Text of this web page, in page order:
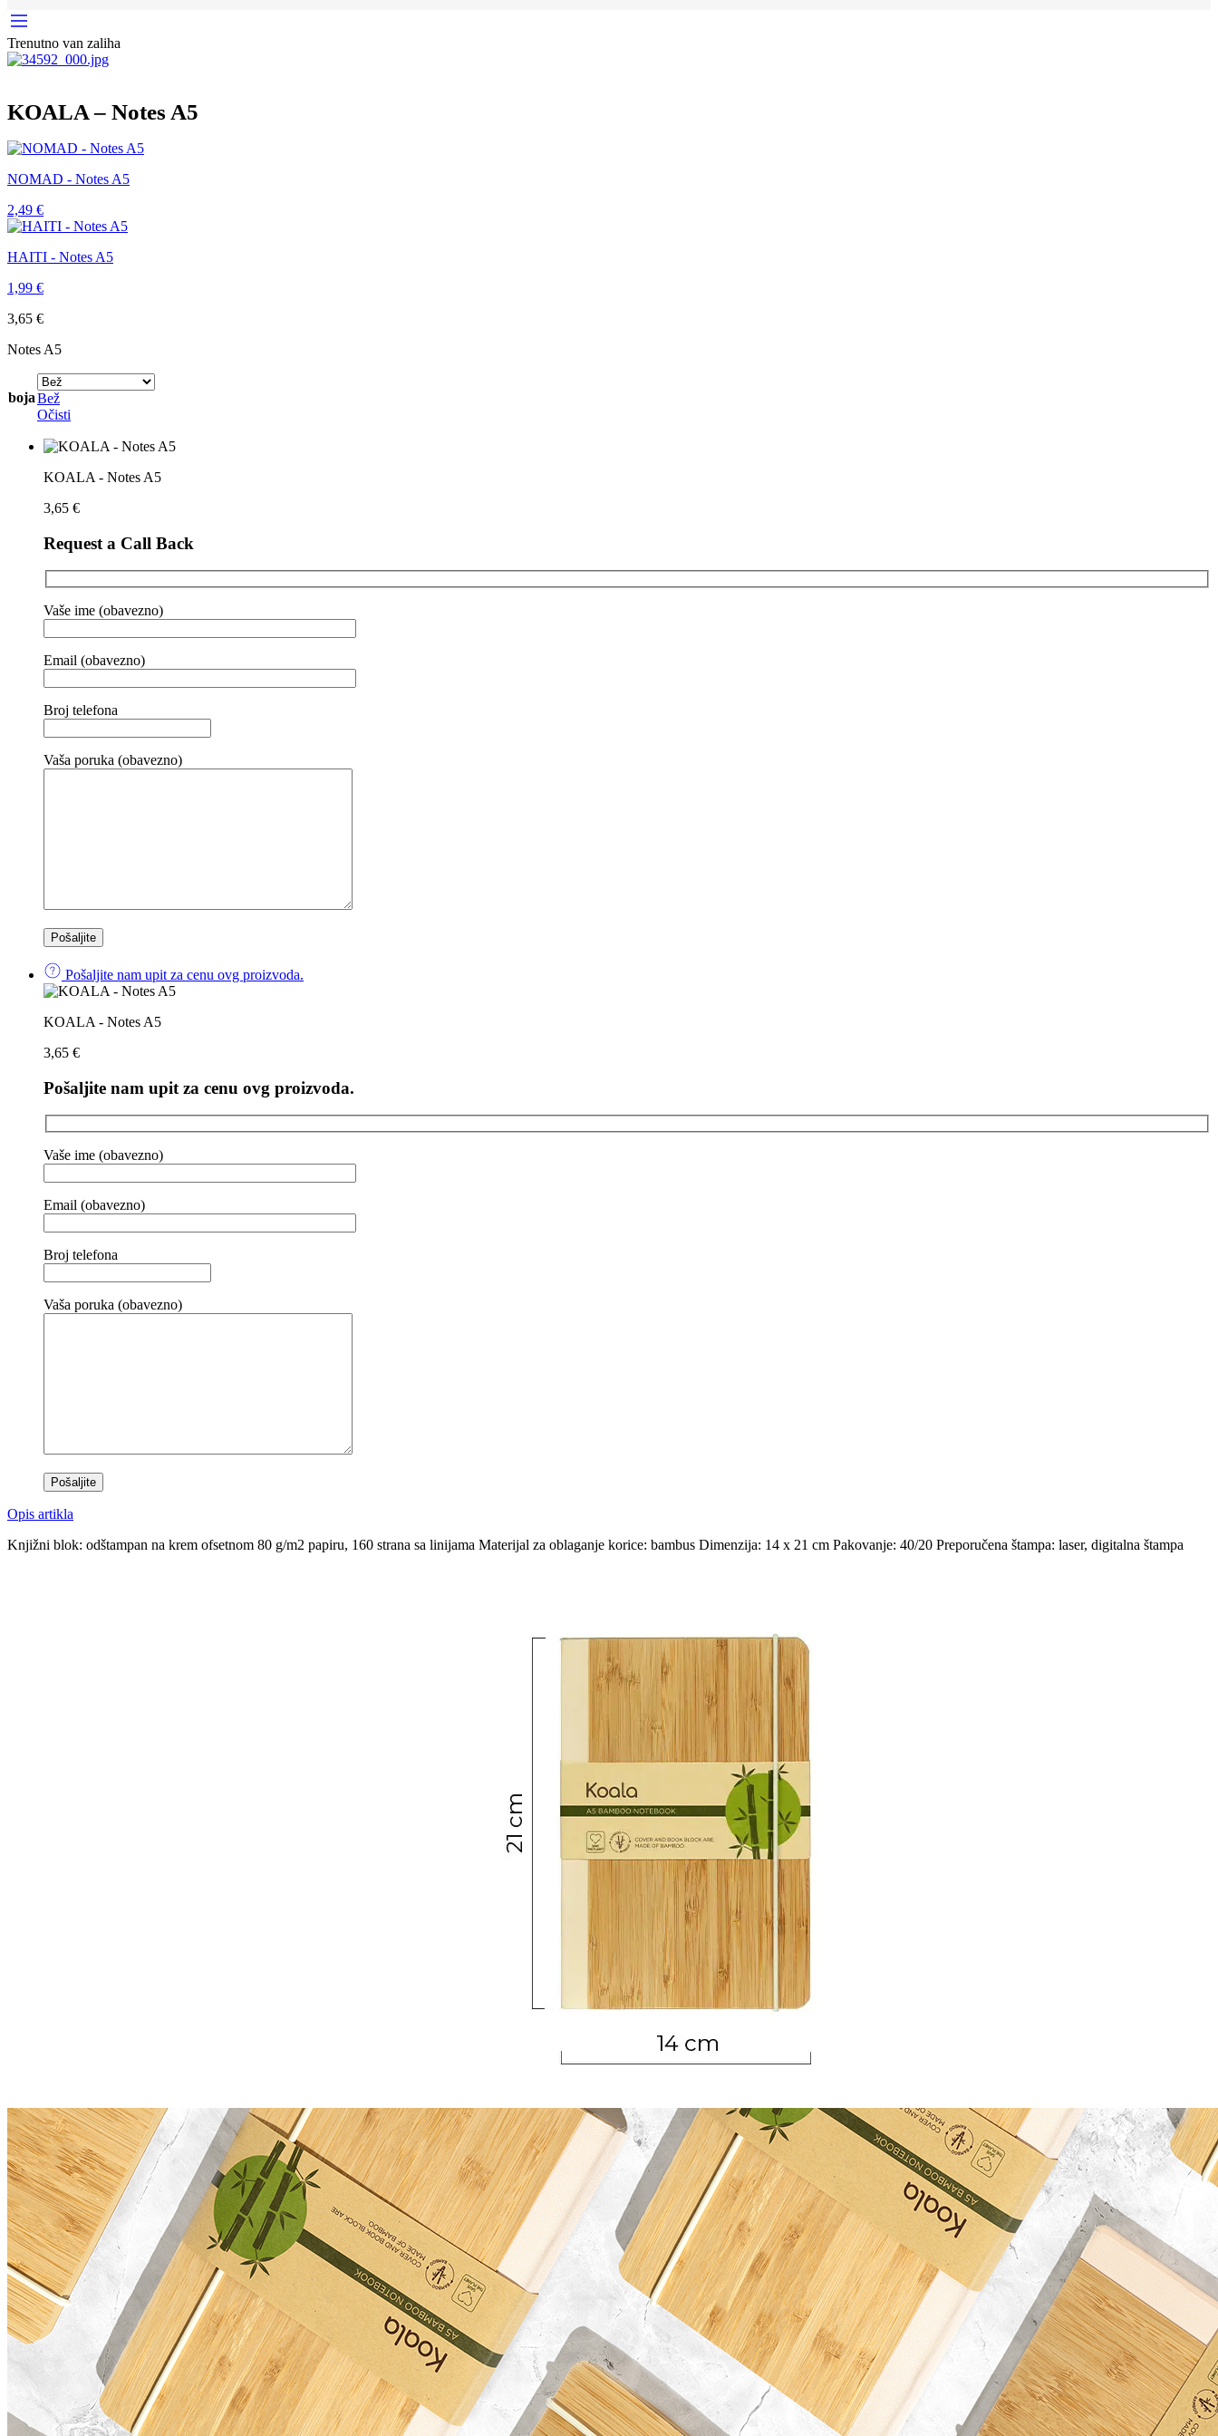
Trenutno van zaliha
KOALA – Notes A5
NOMAD - Notes A5
2,49 €
HAITI - Notes A5
1,99 €
3,65 €
Notes A5
bojaBež
Očisti
KOALA - Notes A5
3,65 €
Request a Call Back
Vaše ime (obavezno)
Email (obavezno)
Broj telefona
Vaša poruka (obavezno)
Pošaljite nam upit za cenu ovg proizvoda.
KOALA - Notes A5
3,65 €
Pošaljite nam upit za cenu ovg proizvoda.
Vaše ime (obavezno)
Email (obavezno)
Broj telefona
Vaša poruka (obavezno)
Opis artikla
Knjižni blok: odštampan na krem ofsetnom 80 g/m2 papiru, 160 strana sa linijama Materijal za oblaganje korice: bambus Dimenzija: 14 x 21 cm Pakovanje: 40/20 Preporučena štampa: laser, digitalna štampa